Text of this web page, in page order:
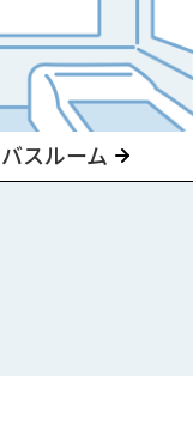
スルーム